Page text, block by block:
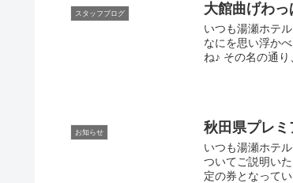
スタッフブログ 大館曲げわっ
いつも湯瀬ホテ
なにを思い浮か
ね♪ その名の通
お知らせ 秋田県プレ
いつも湯瀬ホテ
ついてご説明い
定の券となって